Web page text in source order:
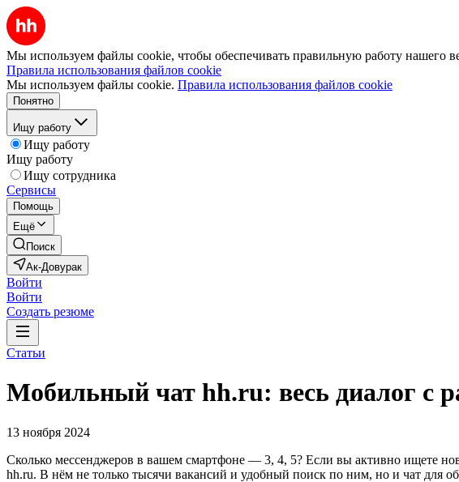
Мы используем файлы cookie, чтобы обеспечивать правильную работу нашего
Правила использования файлов cookie
Мы используем файлы cookie. Правила использования файлов cookie
Понятно
Ищу работу
Ищу работу
Ищу работу
Ищу сотрудника
Сервисы
Помощь
Ещё
Поиск
Ак-Довурак
Войти
Войти
Создать резюме
Статьи
Мобильный чат hh.ru: весь диалог с
13 ноября 2024
Сколько мессенджеров в вашем смартфоне — 3, 4, 5? Если вы активно ищете
hh.ru. В нём не только тысячи вакансий и удобный поиск по ним, но и чат для